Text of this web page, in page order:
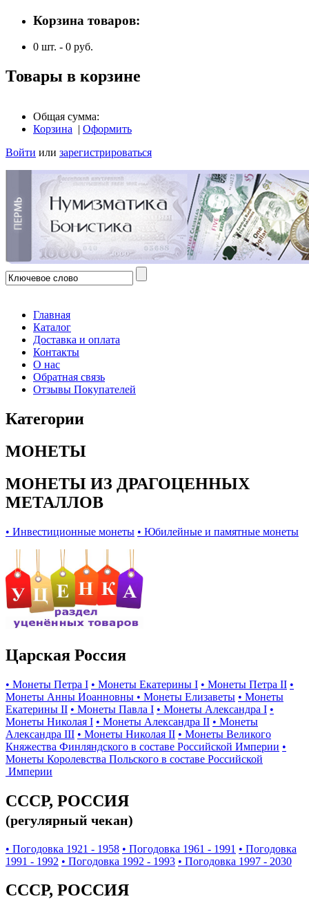
Корзина товаров:
0 шт. - 0 руб.
Товары в корзине
Общая сумма:
Корзина | Оформить
Войти или зарегистрироваться
Главная
Каталог
Доставка и оплата
Контакты
О нас
Обратная связь
Отзывы Покупателей
Категории
МОНЕТЫ
МОНЕТЫ ИЗ ДРАГОЦЕННЫХ
МЕТАЛЛОВ
• Инвестиционные монеты • Юбилейные и памятные монеты
Царская Россия
• Монеты Петра I • Монеты Екатерины I • Монеты Петра II •
Монеты Анны Иоанновны • Монеты Елизаветы • Монеты
Екатерины II • Монеты Павла I • Монеты Александра I •
Монеты Николая I • Монеты Александра II • Монеты
Александра III • Монеты Николая II • Монеты Великого
Княжества Финляндского в составе Российской Империи •
Монеты Королевства Польского в составе Российской
Империи
СССР, РОССИЯ
(регулярный чекан)
• Погодовка 1921 - 1958 • Погодовка 1961 - 1991 • Погодовка
1991 - 1992 • Погодовка 1992 - 1993 • Погодовка 1997 - 2030
СССР, РОССИЯ